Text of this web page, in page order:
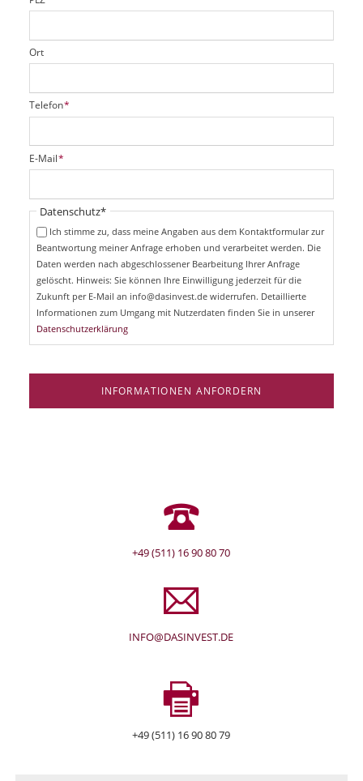
Ort
P
f
i
c
t
f
Telefon*
P
f
i
E-Mail*
Pflichtfeld
Datenschutz*
Ich stimme zu, dass meine Angaben aus dem Kontaktformular zur
Beantwortung meiner Anfrage erhoben und verarbeitet werden. Die
Daten werden nach abgeschlossener Bearbeitung Ihrer Anfrage
gelöscht. Hinweis: Sie können Ihre Einwilligung jederzeit für die
Zukunft per E-Mail an info@dasinvest.de widerrufen. Detaillierte
Informationen zum Umgang mit Nutzerdaten finden Sie in unserer
Datenschutzerklärung
INFORMATIONEN ANFORDERN
+49 (511) 16 90 80 70
INFO@DASINVEST.DE
+49 (511) 16 90 80 79